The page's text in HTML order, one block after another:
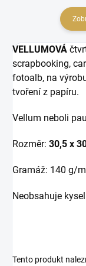
VELLUMOVÁ
scrapbooking,
fotoalb, na
tvoření z papíru.
Vellum neboli
Rozměr: 30,5 x
Gramáž: 140 g/
Neobsahuje
Tento produkt